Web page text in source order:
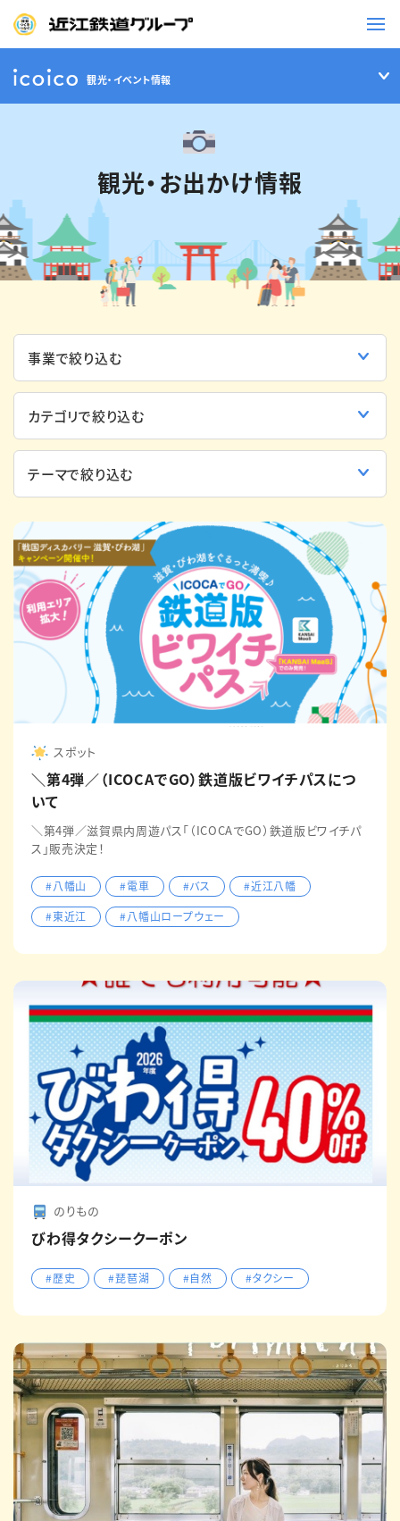
鉄道
観光・イベント情報
ニュースリリース
企業情報
English 簡体中文 繁体中文 한국어
観光・イベント情報
観光・お出かけ情報
スポット
＼第4弾／（ICOCAでGO）鉄道版ビワイチパスにつ
いて
＼第4弾／滋賀県内周遊パス「（ICOCAでGO）鉄道版ビワイチパ
ス」販売決定！
#八幡山 #電車 #バス
#近江八幡
#東近江
#八幡山ロープウェー
のりもの
びわ得タクシークーポン
#歴史 #琵琶湖 #自然 #タクシー